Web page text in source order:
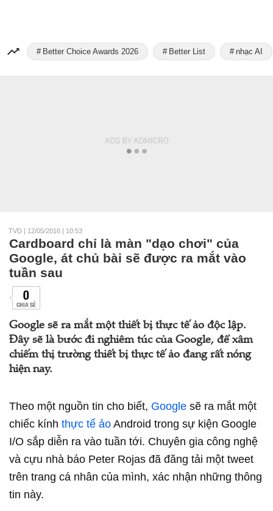
Better Choice Awards 2026 Better List nhạc AI
TVD | 12/05/2016 | 10:53
Cardboard chỉ là màn "dạo chơi" của
Google, át chủ bài sẽ được ra mắt vào
tuần sau
0
CHIA SẺ
Google sẽ ra mắt một thiết bị thực tế ảo độc lập.
Đây sẽ là bước đi nghiêm túc của Google, để xâm
chiếm thị trường thiết bị thực tế ảo đang rất nóng
hiện nay.
Theo một nguồn tin cho biết, Google sẽ ra mắt một
chiếc kính thực tế ảo Android trong sự kiện Google
I/O sắp diễn ra vào tuần tới. Chuyên gia công nghệ
và cựu nhà báo Peter Rojas đã đăng tải một tweet
trên trang cá nhân của mình, xác nhận những thông
tin này.